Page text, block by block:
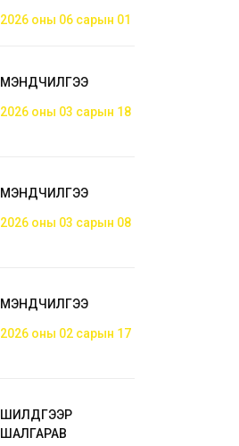
2026 оны 06 сарын 01
МЭНДЧИЛГЭЭ
2026 оны 03 сарын 18
МЭНДЧИЛГЭЭ
2026 оны 03 сарын 08
МЭНДЧИЛГЭЭ
2026 оны 02 сарын 17
ШИЛДГЭЭР
ШАЛГАРАВ